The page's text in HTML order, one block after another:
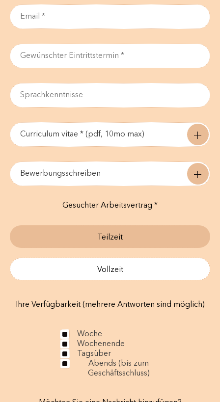
Curriculum vitae * (pdf, 10mo max)
Bewerbungsschreiben
Gesuchter Arbeitsvertrag *
Teilzeit
Vollzeit
Ihre Verfügbarkeit (mehrere Antworten sind möglich)
Woche
Wochenende
Tagsüber
Abends (bis zum
Geschäftsschluss)